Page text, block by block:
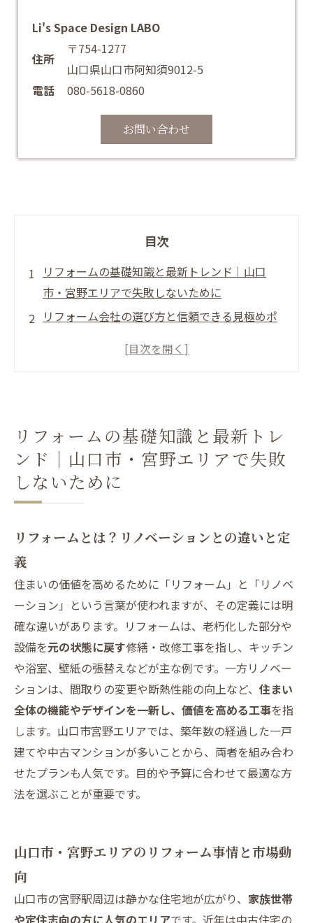
Li's Space Design LABO
住所
〒754-1277
山口県山口市阿知須9012-5
電話
080-5618-0860
お問い合わせ
目次
リフォームの基礎知識と最新トレンド｜山口
市・宮野エリアで失敗しないために
リフォーム会社の選び方と信頼できる見極めポ
施工事例でわかる！リフォーム成功・失敗のポ
方
外壁・屋根・水回りなど部位別リフォーム完全
ガイド
山口市のリフォームについて
山口市について
関連エリア
対応地域
リフォームの基礎知識と最新トレ
ンド｜山口市・宮野エリアで失敗
しないために
リフォームとは？リノベーションとの違いと定
義
住まいの価値を高めるために「リフォーム」と「リノベ
ーション」という言葉が使われますが、その定義には明
確な違いがあります。リフォームは、老朽化した部分や
設備を元の状態に戻す修繕・改修工事を指し、キッチン
や浴室、壁紙の張替えなどが主な例です。一方リノベー
ションは、間取りの変更や断熱性能の向上など、 住まい
全体の機能やデザインを一新し、価値を高める工事を指
します。山口市宮野エリアでは、築年数の経過した一戸
建てや中古マンションが多いことから、両者を組み合わ
せたプランも人気です。目的や予算に合わせて最適な方
法を選ぶことが重要です。
山口市・宮野エリアのリフォーム事情と市場動
向
山口市の宮野駅周辺は静かな住宅地が広がり、 家族世帯
や定住志向の方に人気のエリアです。近年は中古住宅の